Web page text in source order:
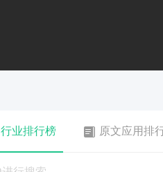
行业排行榜 原文应用排